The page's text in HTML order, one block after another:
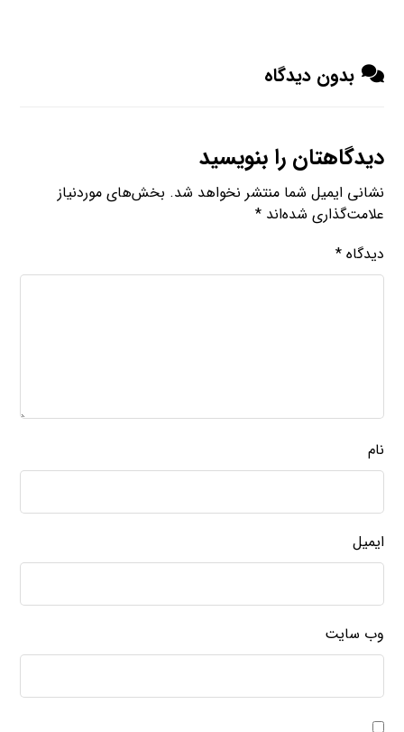
بدون دیدگاه
دیدگاهتان را بنویسید
نشانی ایمیل شما منتشر نخواهد شد. بخش‌های موردنیاز
علامت‌گذاری شده‌اند*
دیدگاه*
نام
ایمیل
وب‌ سایت